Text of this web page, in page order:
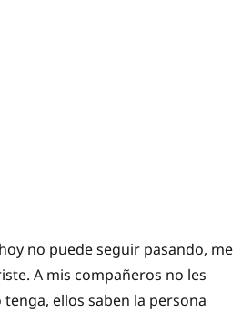
no puede seguir pasando, me
A mis compañeros no les
ellos saben la persona